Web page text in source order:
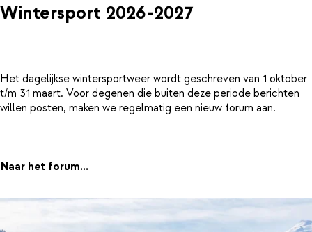
Wintersport 2026-2027
Het dagelijkse wintersportweer wordt geschreven van 1 oktober
t/m 31 maart. Voor degenen die buiten deze periode berichten
willen posten, maken we regelmatig een nieuw forum aan.
Naar het forum...